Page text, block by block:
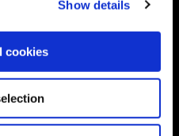
Show details
cookies